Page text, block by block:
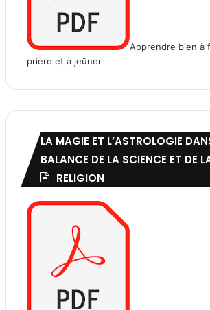
Apprendre bien à
prière et à jeûner
LA MAGIE ET L’ASTROLOGIE
BALANCE DE LA SCIENCE ET DE
RELIGION